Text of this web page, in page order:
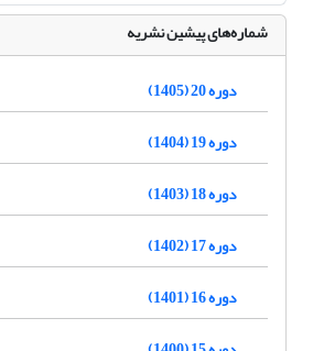
شماره‌های پیشین نشریه
دوره 20 (1405)
دوره 19 (1404)
دوره 18 (1403)
دوره 17 (1402)
دوره 16 (1401)